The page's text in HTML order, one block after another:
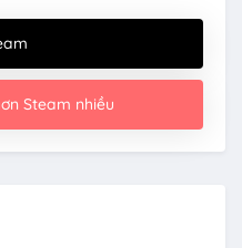
Steam nhiều